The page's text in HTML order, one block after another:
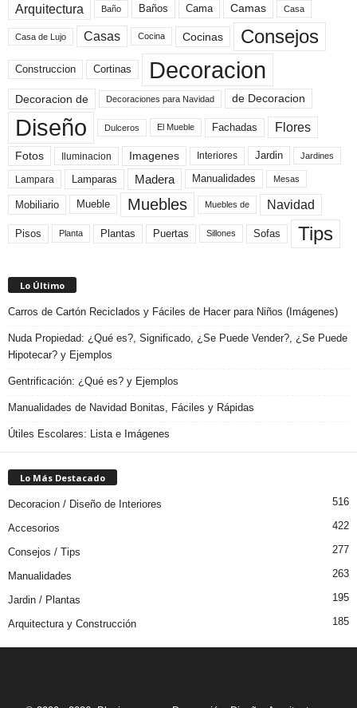
Arquitectura Baño Baños Cama Camas Casa
Casa de Lujo Casas Cocina Cocinas Consejos
Construccion Cortinas Decoracion
Decoracion de Decoraciones para Navidad de Decoracion
Diseño Dulceros El Mueble Fachadas Flores
Fotos Iluminacion Imagenes Interiores Jardin Jardines
Lampara Lamparas Madera Manualidades Mesas
Mobiliario Mueble Muebles Muebles de Navidad
Pisos Planta Plantas Puertas Sillones Sofas Tips
Lo Último
Carros de Cartón Reciclados y Fáciles de Hacer para Niños (Imágenes)
Nuda Propiedad: ¿Qué es?, Significado, ¿Se Puede Vender?, ¿Se Puede
Hipotecar? y Ejemplos
Gentrificación: ¿Qué es? y Ejemplos
Manualidades de Navidad Bonitas, Fáciles y Rápidas
Útiles Escolares: Lista e Imágenes
Lo Más Destacado
Decoracion / Diseño de Interiores 516
Accesorios 422
Consejos / Tips 277
Manualidades 263
Jardin / Plantas 195
Arquitectura y Construcción 185